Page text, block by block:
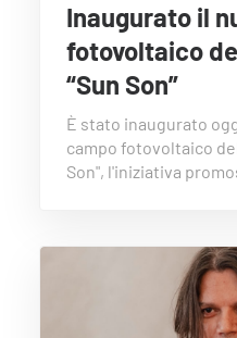
Inaugurato il
fotovoltaico
“Sun Son”
È stato inaugurato
campo fotovoltaico
Son", l'iniziativa